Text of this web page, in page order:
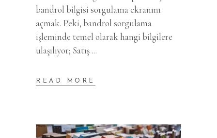
bandrol bilgisi sorgulama ekranını
açmak. Peki, bandrol sorgulama
işleminde temel olarak hangi bilgilere
ulaşılıyor; Satış
READ MORE